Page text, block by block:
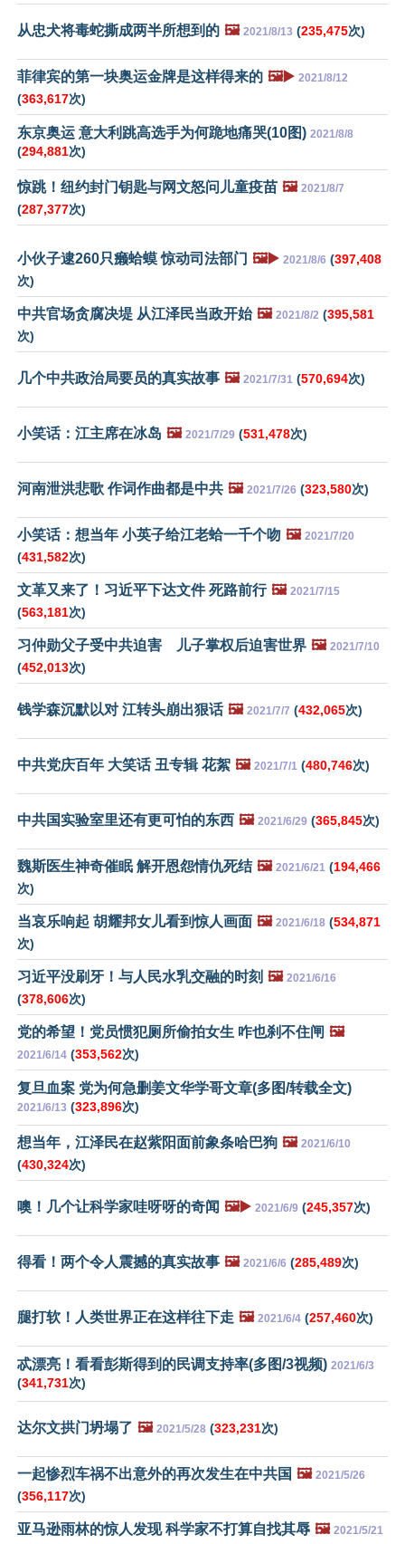
从忠犬将毒蛇撕成两半所想到的 🖼️ 2021/8/13 (235,475次)
菲律宾的第一块奥运金牌是这样得来的 🖼️▶️ 2021/8/12
(363,617次)
东京奥运 意大利跳高选手为何跪地痛哭(10图) 2021/8/8
(294,881次)
惊跳！纽约封门钥匙与网文怒问儿童疫苗 🖼️ 2021/8/7
(287,377次)
小伙子逮260只癞蛤蟆 惊动司法部门 🖼️▶️ 2021/8/6 (397,408
次)
中共官场贪腐决堤 从江泽民当政开始 🖼️ 2021/8/2 (395,581
次)
几个中共政治局要员的真实故事 🖼️ 2021/7/31 (570,694次)
小笑话：江主席在冰岛 🖼️ 2021/7/29 (531,478次)
河南泄洪悲歌 作词作曲都是中共 🖼️ 2021/7/26 (323,580次)
小笑话：想当年 小英子给江老蛤一千个吻 🖼️ 2021/7/20
(431,582次)
文革又来了！习近平下达文件 死路前行 🖼️ 2021/7/15
(563,181次)
习仲勋父子受中共迫害 儿子掌权后迫害世界 🖼️ 2021/7/10
(452,013次)
钱学森沉默以对 江转头崩出狠话 🖼️ 2021/7/7 (432,065次)
中共党庆百年 大笑话 丑专辑 花絮 🖼️ 2021/7/1 (480,746次)
中共国实验室里还有更可怕的东西 🖼️ 2021/6/29 (365,845次)
魏斯医生神奇催眠 解开恩怨情仇死结 🖼️ 2021/6/21 (194,466
次)
当哀乐响起 胡耀邦女儿看到惊人画面 🖼️ 2021/6/18 (534,871
次)
习近平没刷牙！与人民水乳交融的时刻 🖼️ 2021/6/16
(378,606次)
党的希望！党员惯犯厕所偷拍女生 咋也刹不住闸 🖼️
2021/6/14 (353,562次)
复旦血案 党为何急删姜文华学哥文章(多图/转载全文)
2021/6/13 (323,896次)
想当年，江泽民在赵紫阳面前象条哈巴狗 🖼️ 2021/6/10
(430,324次)
噢！几个让科学家哇呀呀的奇闻 🖼️▶️ 2021/6/9 (245,357次)
得看！两个令人震撼的真实故事 🖼️ 2021/6/6 (285,489次)
腿打软！人类世界正在这样往下走 🖼️ 2021/6/4 (257,460次)
忒漂亮！看看彭斯得到的民调支持率(多图/3视频) 2021/6/3
(341,731次)
达尔文拱门坍塌了 🖼️ 2021/5/28 (323,231次)
一起惨烈车祸不出意外的再次发生在中共国 🖼️ 2021/5/26
(356,117次)
亚马逊雨林的惊人发现 科学家不打算自找其辱 🖼️ 2021/5/21